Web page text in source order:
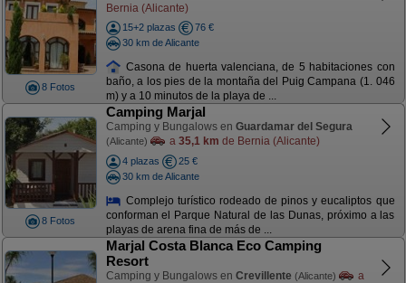
8 Fotos
Bernia (Alicante)
15+2 plazas
76 €
30 km de Alicante
Casona de huerta valenciana, de 5 habitaciones con
baño, a los pies de la montaña del Puig Campana (1. 046
m) y a 10 minutos de la playa de ...
8 Fotos
Camping Marjal
Camping y Bungalows en Guardamar del Segura
(Alicante) a 35,1 km de Bernia (Alicante)
4 plazas
25 €
30 km de Alicante
Complejo turístico rodeado de pinos y eucaliptos que
conforman el Parque Natural de las Dunas, próximo a las
playas de arena fina de más de ...
Marjal Costa Blanca Eco Camping
Resort
Camping y Bungalows en Crevillente (Alicante)
a